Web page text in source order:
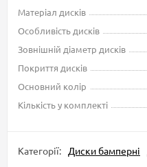
Матеріал дисків
Особливість дисків
Зовнішній діаметр дисків
Покриття дисків
Основний колір
Кількість у комплекті
Категорії: Диски бамперні